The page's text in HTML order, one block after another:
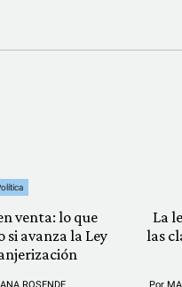
venta: lo que
si avanza la Ley
La
las